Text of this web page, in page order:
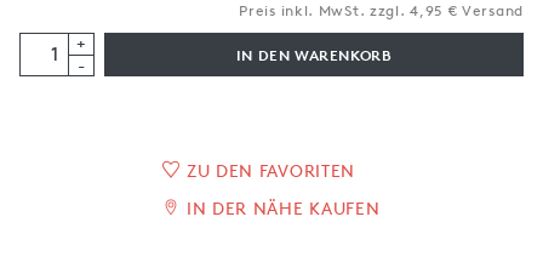
Preis inkl. MwSt. zzgl. 4,95 € Versand
+
-
IN DEN WARENKORB
ZU DEN FAVORITEN
IN DER NÄHE KAUFEN